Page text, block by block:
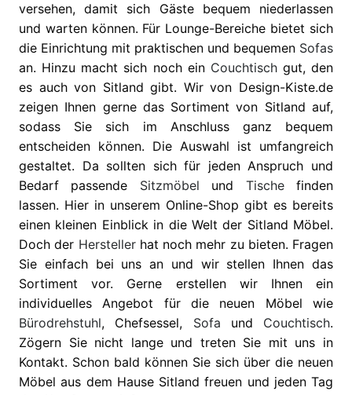
versehen, damit sich Gäste bequem niederlassen
und warten können. Für Lounge-Bereiche bietet sich
die Einrichtung mit praktischen und bequemen Sofas
an. Hinzu macht sich noch ein Couchtischgut, den
es auch von Sitland gibt. Wir von Design-Kiste.de
zeigen Ihnen gerne das Sortiment von Sitland auf,
sodass Sie sich im Anschluss ganz bequem
entscheiden können. Die Auswahl ist umfangreich
gestaltet. Da sollten sich für jeden Anspruch und
Bedarf passende Sitzmöbel und Tischefinden
lassen. Hier in unserem Online-Shop gibt es bereits
einen kleinen Einblick in die Welt der Sitland Möbel.
Doch der Herstellerhat noch mehr zu bieten. Fragen
Sie einfach bei uns an und wir stellen Ihnen das
Sortiment vor. Gerne erstellen wir Ihnen ein
individuelles Angebot für die neuen Möbel wie
Bürodrehstuhl, Chefsessel, Sofa und Couchtisch.
Zögern Sie nicht lange und treten Sie mit uns in
Kontakt. Schon bald können Sie sich über die neuen
Möbel aus dem Hause Sitland freuen und jeden Tag